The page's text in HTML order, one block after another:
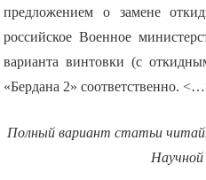
предложением о замене
российское Военное
варианта винтовки (с
«Бердана 2» соответственно.
Полный вариант статьи
Научной